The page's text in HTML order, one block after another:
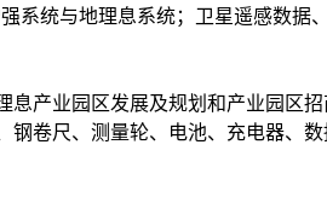
统与地理息系统；卫星遥感数据
产业园区发展及规划和产业园区招
卷尺、测量轮、电池、充电器、